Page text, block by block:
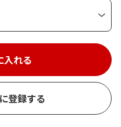
入れる
登録する